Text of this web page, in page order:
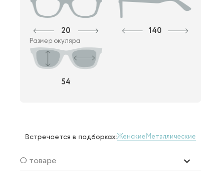
20 140
Размер окуляра
54
Встречается в подборках:ЖенскиеМеталлические
О товаре